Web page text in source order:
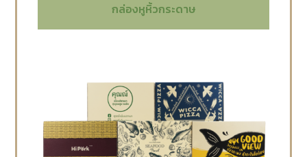
กล่องหูหิ้วกระดาษ